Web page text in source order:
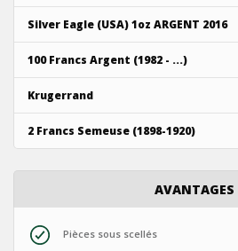
Silver Eagle (USA) 1oz ARGENT 2016
100 Francs Argent (1982 - ...)
Krugerrand
2 Francs Semeuse (1898-1920)
AVANTAGES
Pièces sous scellés